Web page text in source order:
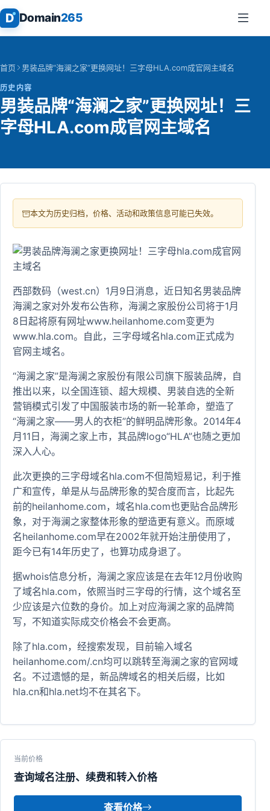
D Domain265
首页 男装品牌“海澜之家”更换网址！三字母HLA.com成官网主域名
历史内容
男装品牌“海澜之家”更换网址！三
字母HLA.com成官网主域名
本文为历史归档，价格、活动和政策信息可能已失效。
西部数码（west.cn）1月9日消息，近日知名男装品牌
海澜之家对外发布公告称，海澜之家股份公司将于1月
8日起将原有网址www.heilanhome.com变更为
www.hla.com。自此，三字母域名hla.com正式成为
官网主域名。
“海澜之家”是海澜之家股份有限公司旗下服装品牌，自
推出以来，以全国连锁、超大规模、男装自选的全新
营销模式引发了中国服装市场的新一轮革命，塑造了
“海澜之家——男人的衣柜”的鲜明品牌形象。2014年4
月11日，海澜之家上市，其品牌logo“HLA”也随之更加
深入人心。
此次更换的三字母域名hla.com不但简短易记，利于推
广和宣传，单是从与品牌形象的契合度而言，比起先
前的heilanhome.com，域名hla.com也更贴合品牌形
象，对于海澜之家整体形象的塑造更有意义。而原域
名heilanhome.com早在2002年就开始注册使用了，
距今已有14年历史了，也算功成身退了。
据whois信息分析，海澜之家应该是在去年12月份收购
了域名hla.com，依照当时三字母的行情，这个域名至
少应该是六位数的身价。加上对应海澜之家的品牌简
写，不知道实际成交价格会不会更高。
除了hla.com，经搜索发现，目前输入域名
heilanhome.com/.cn均可以跳转至海澜之家的官网域
名。不过遗憾的是，新品牌域名的相关后缀，比如
hla.cn和hla.net均不在其名下。
当前价格
查询域名注册、续费和转入价格
查看价格